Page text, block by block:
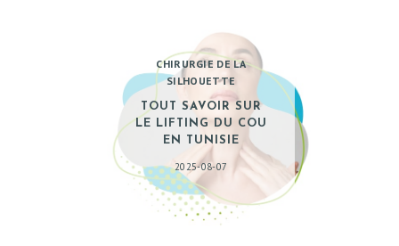
CHIRURGIE DE LA
SILHOUETTE
TOUT SAVOIR SUR
LE LIFTING DU COU
EN TUNISIE
2025-08-07